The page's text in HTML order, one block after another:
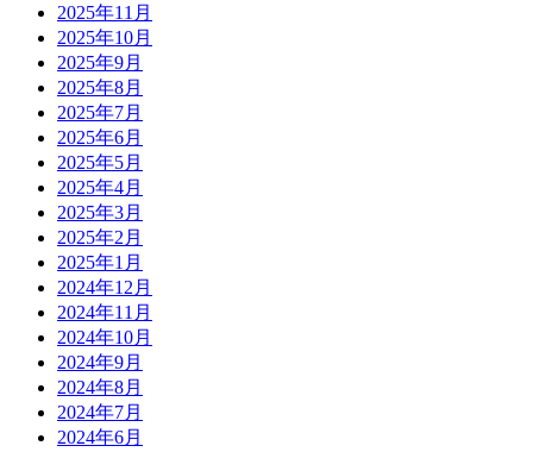
2025年11月
2025年10月
2025年9月
2025年8月
2025年7月
2025年6月
2025年5月
2025年4月
2025年3月
2025年2月
2025年1月
2024年12月
2024年11月
2024年10月
2024年9月
2024年8月
2024年7月
2024年6月